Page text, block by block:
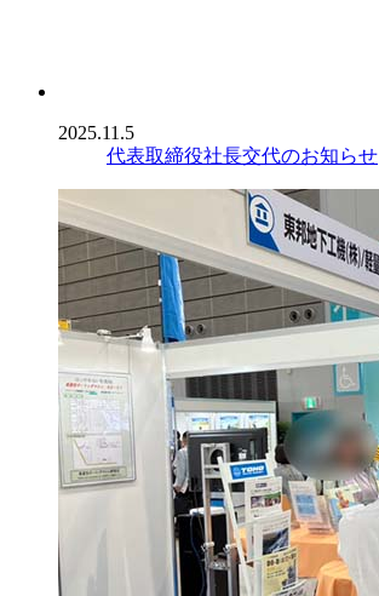
2025.11.5
代表取締役社長交代のお知らせ